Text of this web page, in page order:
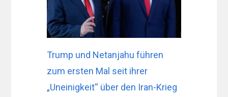
Trump und Netanjahu führen
zum ersten Mal seit ihrer
„Uneinigkeit“ über den Iran-Krieg